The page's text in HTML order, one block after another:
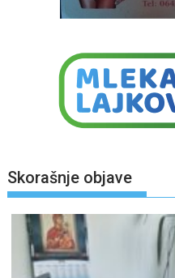
Skorašnje objave